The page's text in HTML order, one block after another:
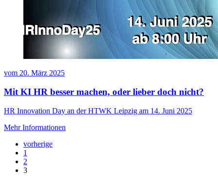
vom 20. März 2025
Mit KI HR besser machen, oder lieber doch nicht?
HR Innovation Day an der HTWK Leipzig am 14. Juni 2025
Mehr Informationen
vorherige
1
2
3